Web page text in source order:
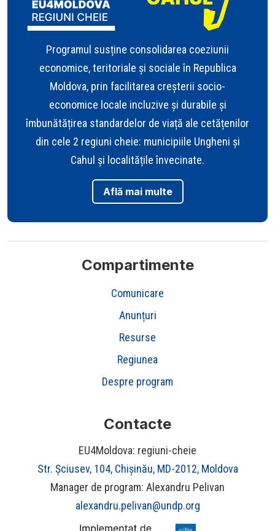
Programul susține consolidarea coeziunii
economice, teritoriale și sociale în Republica
Moldova, prin facilitarea creșterii socio-
economice locale incluzive și durabile și
îmbunătățirea standardelor de viață ale cetățenilor
din cele 2 regiuni cheie: municipiile Ungheni și
Cahul și localitățile învecinate.
Află mai multe
Compartimente
Comunicare
Anunțuri
Resurse
Regiunea
Despre program
Contacte
EU4Moldova: regiuni-cheie
Str. Șciusev, 104, Chișinău, MD-2012, Moldova
Manager de program: Alexandru Pelivan
alexandru.pelivan@undp.org